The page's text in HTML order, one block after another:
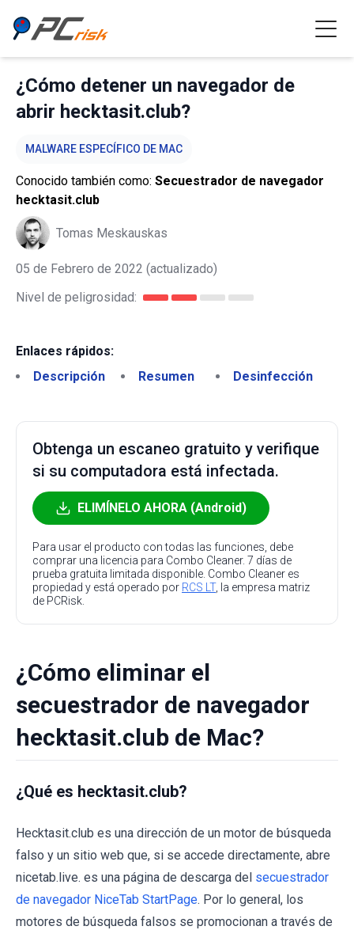
¿Cómo detener un navegador de
abrir hecktasit.club?
MALWARE ESPECÍFICO DE MAC
Conocido también como: Secuestrador de navegador
hecktasit.club
Tomas Meskauskas
05 de Febrero de 2022 (actualizado)
Nivel de peligrosidad:
Enlaces rápidos:
Descripción
Resumen Desinfección
Obtenga un escaneo gratuito y verifique
si su computadora está infectada.
ELIMÍNELO AHORA (Android)
Para usar el producto con todas las funciones, debe
comprar una licencia para Combo Cleaner. 7 días de
prueba gratuita limitada disponible. Combo Cleaner es
propiedad y está operado por RCS LT, la empresa matriz
de PCRisk.
¿Cómo eliminar el
secuestrador de navegador
hecktasit.club de Mac?
¿Qué es hecktasit.club?
Hecktasit.club es una dirección de un motor de búsqueda
falso y un sitio web que, si se accede directamente, abre
nicetab.live. es una página de descarga del secuestrador
de navegador NiceTab StartPage. Por lo general, los
motores de búsqueda falsos se promocionan a través de